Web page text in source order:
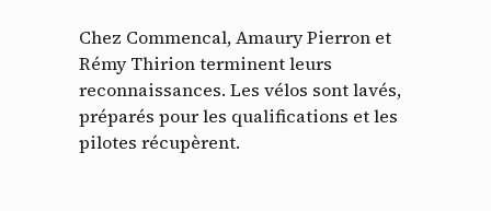
Chez Commencal, Amaury Pierron et
Rémy Thirion terminent leurs
reconnaissances. Les vélos sont lavés,
préparés pour les qualifications et les
pilotes récupèrent.